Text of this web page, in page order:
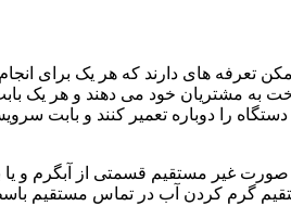
تعرفه های دارند که هر یک برای
به مشتریان خود می دهند و هر یک
را دوباره تعمیر کنند و بابت
مستقیم قسمتی از آبگرم و یا
کردن آب در تماس مستقیم باسطح